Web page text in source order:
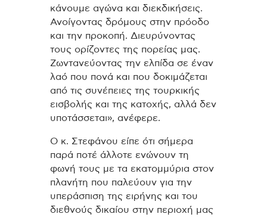
κάνουμε αγώνα και διεκδικήσεις.
Ανοίγοντας δρόμους στην πρόοδο
και την προκοπή. Διευρύνοντας
τους ορίζοντες της πορείας μας.
Ζωντανεύοντας την ελπίδα σε έναν
λαό που πονά και που δοκιμάζεται
από τις συνέπειες της τουρκικής
εισβολής και της κατοχής, αλλά δεν
υποτάσσεται», ανέφερε.
Ο κ. Στεφάνου είπε ότι σήμερα
παρά ποτέ άλλοτε ενώνουν τη
φωνή τους με τα εκατομμύρια στον
πλανήτη που παλεύουν για την
υπεράσπιση της ειρήνης και του
διεθνούς δικαίου στην περιοχή μας